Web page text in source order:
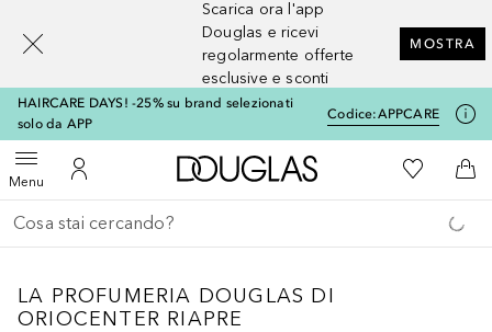
Scarica ora l'app
Douglas e ricevi
regolarmente offerte
esclusive e sconti
MOSTRA
HAIRCARE DAYS! -25% su brand selezionati
solo da APP
Codice:APPCARE
MenuApri menuAl Mio Account
A Douglas HomeAlla Mia
Al
Torna indietro
Esegui ricerca
LA PROFUMERIA DOUGLAS DI
ORIOCENTER RIAPRE
[navigation.slideout.screenreader]